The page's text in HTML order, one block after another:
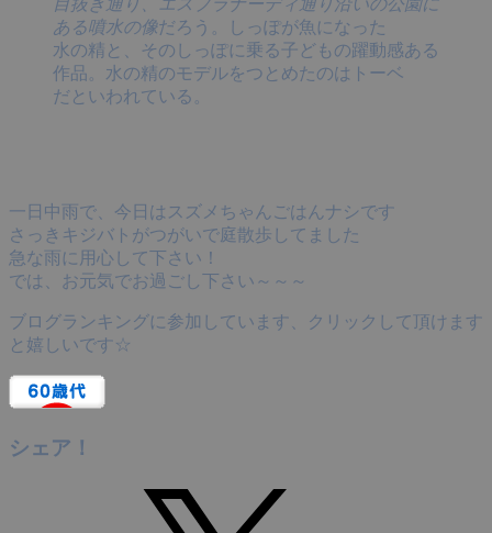
ある噴水の像だろう。しっぽが魚になった
水の精と、そのしっぽに乗る子どもの躍動感ある
作品。水の精のモデルをつとめたのはトーベ
だといわれている。
一日中雨で、今日はスズメちゃんごはんナシです
さっきキジバトがつがいで庭散歩してました
急な雨に用心して下さい！
では、お元気でお過ごし下さい～～～
ブログランキングに参加しています、クリックして頂けます
と嬉しいです☆
シェア！